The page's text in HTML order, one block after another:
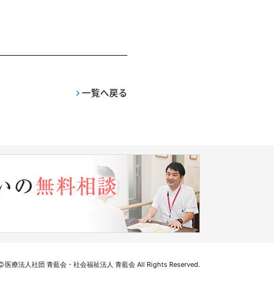
一覧へ戻る
医療法人社団 青藍会・社会福祉法人 青藍会 All Rights Reserved.